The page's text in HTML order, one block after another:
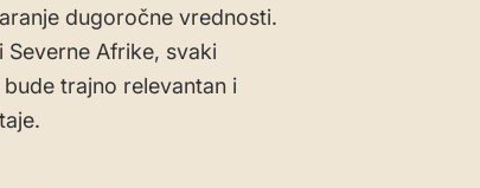
dugoročne vrednosti.
Severne Afrike, svaki
trajno relevantan i